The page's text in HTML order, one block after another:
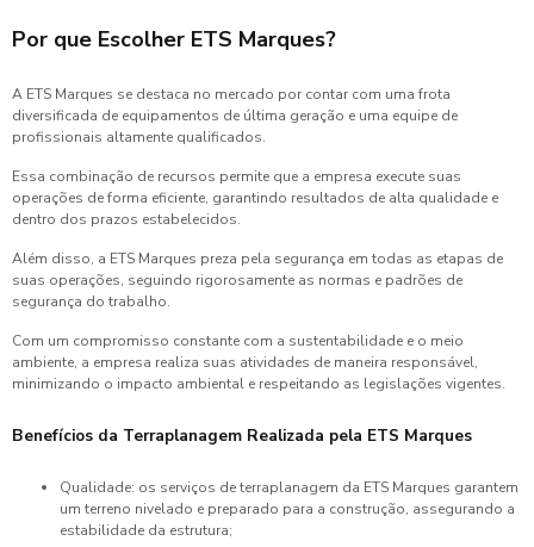
Por que Escolher ETS Marques?
A ETS Marques se destaca no mercado por contar com uma frota
diversificada de equipamentos de última geração e uma equipe de
profissionais altamente qualificados.
Essa combinação de recursos permite que a empresa execute suas
operações de forma eficiente, garantindo resultados de alta qualidade e
dentro dos prazos estabelecidos.
Além disso, a ETS Marques preza pela segurança em todas as etapas de
suas operações, seguindo rigorosamente as normas e padrões de
segurança do trabalho.
Com um compromisso constante com a sustentabilidade e o meio
ambiente, a empresa realiza suas atividades de maneira responsável,
minimizando o impacto ambiental e respeitando as legislações vigentes.
Benefícios da Terraplanagem Realizada pela ETS Marques
Qualidade: os serviços de terraplanagem da ETS Marques garantem
um terreno nivelado e preparado para a construção, assegurando a
estabilidade da estrutura;